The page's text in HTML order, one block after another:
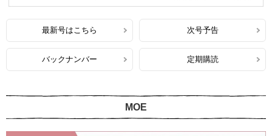
最新号はこちら 次号予告
バックナンバー 定期購読
MOE